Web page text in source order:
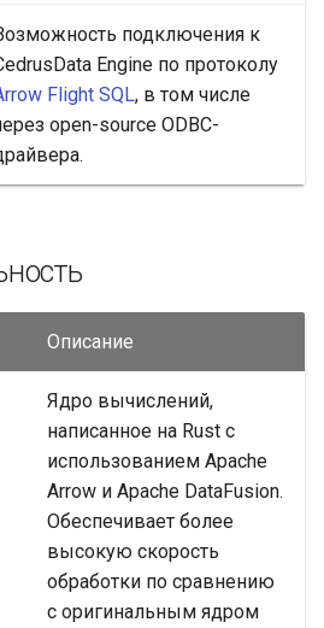
подключения к
Engine по протоколу
Flight SQL, в том числе
open-source ODBC-
Описание
Ядро вычислений,
написанное на Rust с
использованием Apache
Arrow и Apache DataFusion.
Обеспечивает более
высокую скорость
обработки по сравнению
с оригинальным ядром